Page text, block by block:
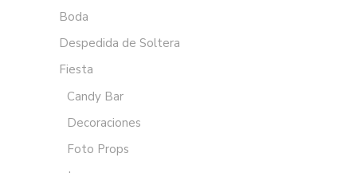
Boda
Despedida de Soltera
Fiesta
Candy Bar
Decoraciones
Foto Props